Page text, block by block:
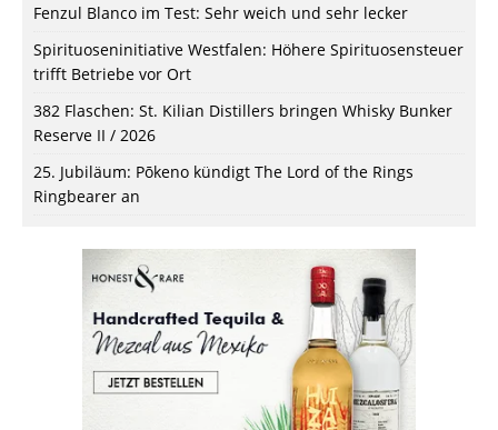
Fenzul Blanco im Test: Sehr weich und sehr lecker
Spirituoseninitiative Westfalen: Höhere Spirituosensteuer
trifft Betriebe vor Ort
382 Flaschen: St. Kilian Distillers bringen Whisky Bunker
Reserve II / 2026
25. Jubiläum: Pōkeno kündigt The Lord of the Rings
Ringbearer an